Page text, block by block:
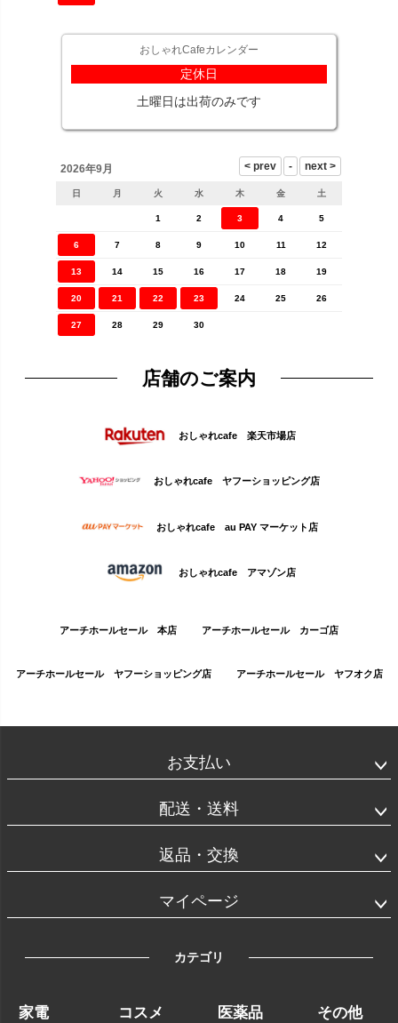
おしゃれCafeカレンダー
定休日
土曜日は出荷のみです
2026年9月
日 月 火 水 木 金 土
1 2 3 4 5
6 7 8 9 10 11 12
13 14 15 16 17 18 19
20 21 22 23 24 25 26
27 28 29 30
店舗のご案内
おしゃれcafe 楽天市場店
おしゃれcafe ヤフーショッピング店
おしゃれcafe au PAY マーケット店
おしゃれcafe アマゾン店
アーチホールセール 本店 アーチホールセール カーゴ店
アーチホールセール ヤフーショッピング店 アーチホールセール ヤフオク店
お支払い
配送・送料
返品・交換
マイページ
カテゴリ
家電 コスメ 医薬品 その他